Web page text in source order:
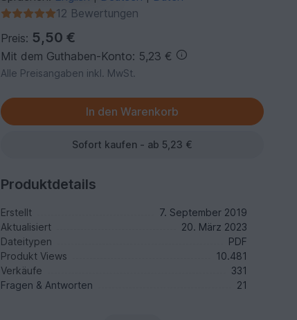
12 Bewertungen
Preis: 5,50 €
Mit dem Guthaben-Konto: 5,23 €
Alle Preisangaben inkl. MwSt.
Sofort kaufen - ab 5,23 €
Produktdetails
Erstellt
7. September 2019
Aktualisiert
20. März 2023
Dateitypen
PDF
Produkt Views
10.481
Verkäufe
331
Fragen & Antworten
21